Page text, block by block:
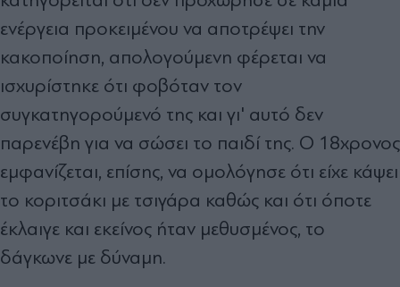
ενέργεια προκειμένου να αποτρέψει την
κακοποίηση, απολογούμενη φέρεται να
ισχυρίστηκε ότι φοβόταν τον
συγκατηγορούμενό της και γι' αυτό δεν
παρενέβη για να σώσει το παιδί της. Ο 18χρονος
εμφανίζεται, επίσης, να ομολόγησε ότι είχε κάψει
το κοριτσάκι με τσιγάρα καθώς και ότι όποτε
έκλαιγε και εκείνος ήταν μεθυσμένος, το
δάγκωνε με δύναμη.